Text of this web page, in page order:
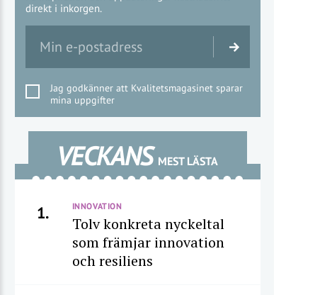
direkt i inkorgen.
Jag godkänner att Kvalitetsmagasinet sparar
mina uppgifter
VECKANS MEST LÄSTA
1. INNOVATION
Tolv konkreta nyckeltal
som främjar innovation
och resiliens